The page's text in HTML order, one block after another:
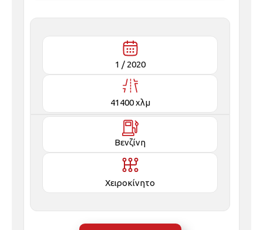
1 / 2020
41400 χλμ
Βενζίνη
Χειροκίνητο